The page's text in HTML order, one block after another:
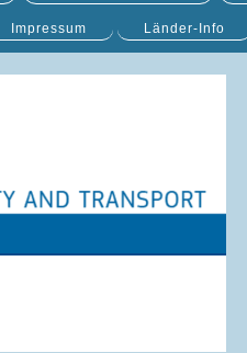
Impressum Länder-Info